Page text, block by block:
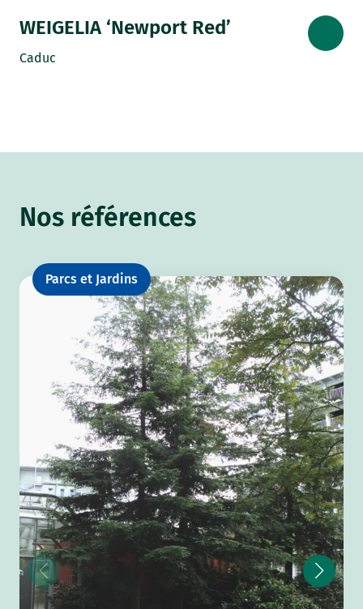
WEIGELIA ‘Newport Red’
Caduc
Nos références
Parcs et Jardins